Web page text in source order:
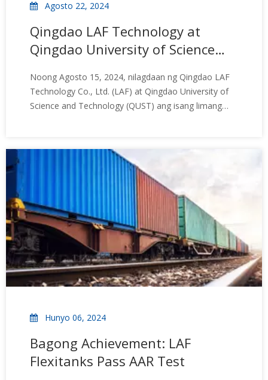
Agosto 22, 2024
Qingdao LAF Technology at
Qingdao University of Science
University Research
Collaboration Signing Ceremony
Noong Agosto 15, 2024, nilagdaan ng Qingdao LAF
Technology Co., Ltd. (LAF) at Qingdao University of
Science and Technology (QUST) ang isang limang
pagpirma ay dinaluhan nina Jianming Zhang, Dean ng
Polymer Science College sa QUST, at Fisher Ma,
Hunyo 06, 2024
Bagong Achievement: LAF
Flexitanks Pass AAR Test